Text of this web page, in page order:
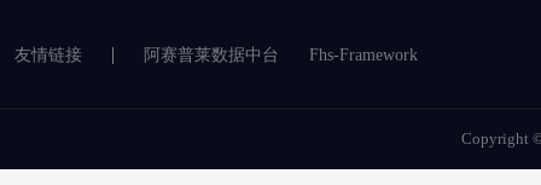
友情链接 阿赛普莱数据中台 Fhs-Framework
Copyright